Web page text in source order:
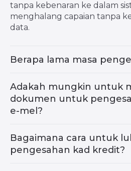
tanpa kebenaran ke dalam
menghalang capaian tanpa
data.
Berapa lama masa
Adakah mungkin untuk
dokumen untuk
e-mel?
Bagaimana cara untuk
pengesahan kad kredit?